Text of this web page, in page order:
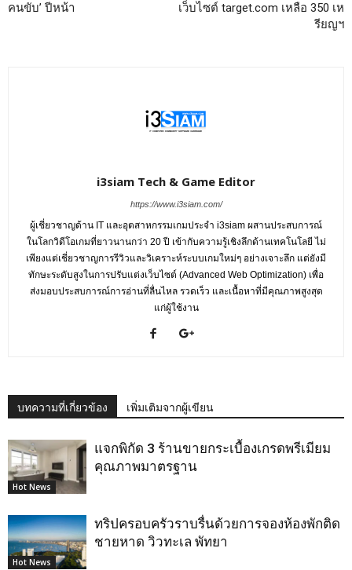
คนขับ’ ปีหน้า
เว็บไซต์ target.com เหลือ 350 เห
รียญฯ
i3siam Tech & Game Editor
https://www.i3siam.com/
ผู้เชี่ยวชาญด้าน IT และอุตสาหกรรมเกมประจำ i3siam ผสานประสบการณ์
ในโลกวิดีโอเกมที่ยาวนานกว่า 20 ปี เข้ากับความรู้เชิงลึกด้านเทคโนโลยี ไม่
เพียงแต่เชี่ยวชาญการรีวิวและวิเคราะห์ระบบเกมใหม่ๆ อย่างเจาะลึก แต่ยังมี
ทักษะระดับสูงในการปรับแต่งเว็บไซต์ (Advanced Web Optimization) เพื่อ
ส่งมอบประสบการณ์การอ่านที่ลื่นไหล รวดเร็ว และเนื้อหาที่มีคุณภาพสูงสุด
แก่ผู้ใช้งาน
บทความที่เกี่ยวข้อง เพิ่มเติมจากผู้เขียน
Hot News
แจกพิกัด 3 ร้านขายกระเบื้องเกรดพรีเมียม
คุณภาพมาตรฐาน
Hot News
ทริปครอบครัวราบรื่นด้วยการจองห้องพักติด
ชายหาด วิวทะเล พัทยา